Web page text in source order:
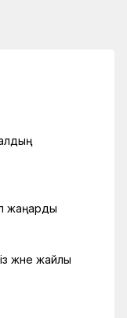
жаңарды
және жайлы